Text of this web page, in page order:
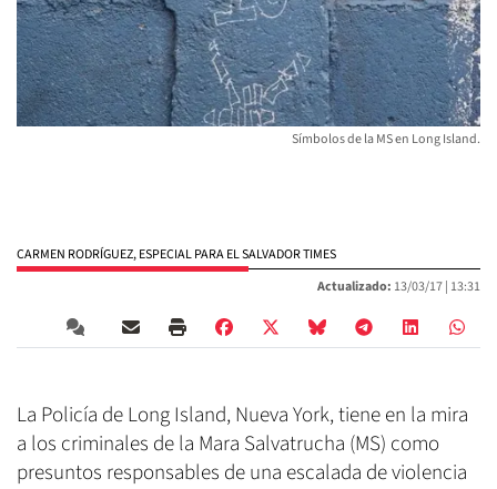
Símbolos de la MS en Long Island.
CARMEN RODRÍGUEZ, ESPECIAL PARA EL SALVADOR TIMES
Actualizado: 13/03/17 | 13:31
La Policía de Long Island, Nueva York, tiene en la mira
a los criminales de la Mara Salvatrucha (MS) como
presuntos responsables de una escalada de violencia